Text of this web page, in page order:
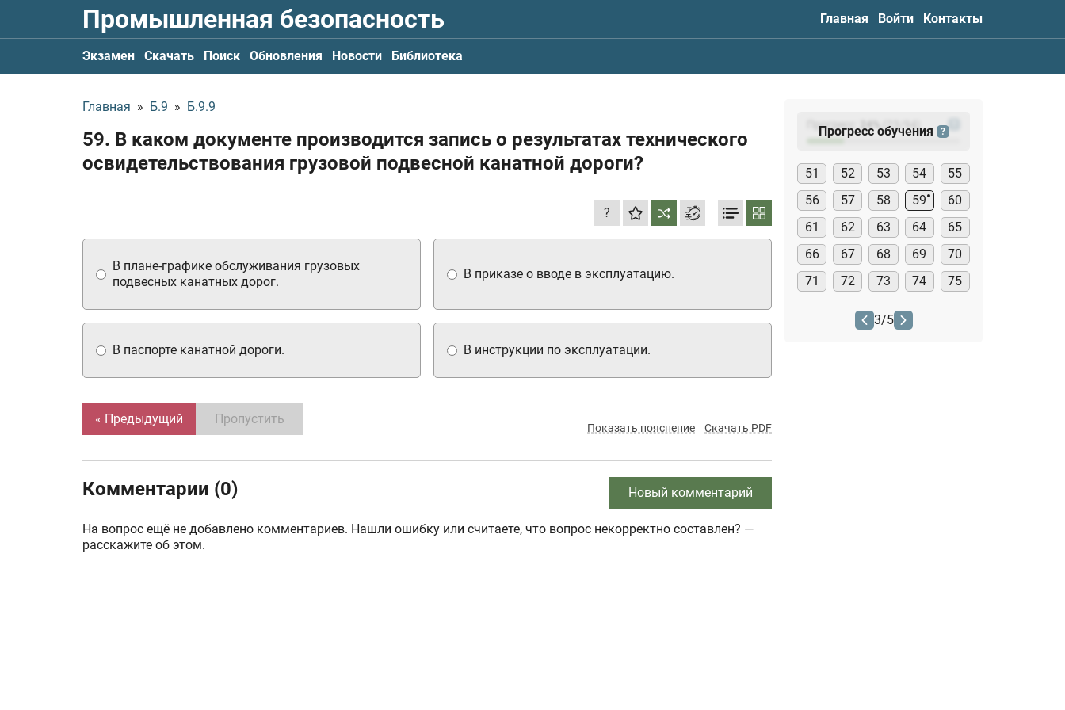
Промышленная безопасность Главная Войти Контакты
Экзамен Скачать Поиск Обновления Новости Библиотека
Главная » Б.9 » Б.9.9
59. В каком документе производится запись о результатах технического
освидетельствования грузовой подвесной канатной дороги?
?
В инструкции по эксплуатации.
В приказе о вводе в эксплуатацию.
В паспорте канатной дороги.
В плане-графике обслуживания грузовых
подвесных канатных дорог.
« Предыдущий Пропустить
Показать пояснение Скачать PDF
Комментарии (0) Новый комментарий
На вопрос ещё не добавлено комментариев. Нашли ошибку или считаете, что вопрос некорректно составлен? —
расскажите об этом.
Прогресс: (23
Прогресс обучения ?
51 52 53 54
55
56
57 58 59
60
61
62 63 64
65
66
67 68 69
70
71
72 73 74 75
3/5